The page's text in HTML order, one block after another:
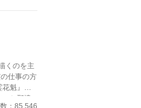
つは、
くのを主
仕事の方
：85,546